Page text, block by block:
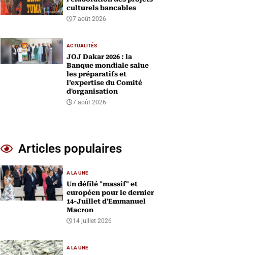
culturels bancables
7 août 2026
ACTUALITÉS
‎JOJ Dakar 2026 : la
Banque mondiale salue
les préparatifs et
l’expertise du Comité
d'organisation
7 août 2026
Articles populaires
A LA UNE
Un défilé "massif" et
européen pour le dernier
14-Juillet d'Emmanuel
Macron
14 juillet 2026
A LA UNE